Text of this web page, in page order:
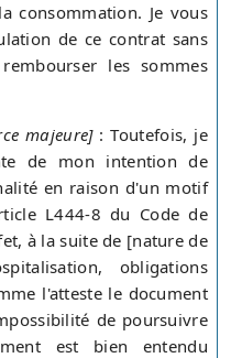
consommation. Je vous
de ce contrat sans
les sommes
majeure]: Toutefois, je
de mon intention de
en raison d'un motif
L444-8 du Code de
à la suite de [nature de
obligations
l'atteste le document
de poursuivre
est bien entendu